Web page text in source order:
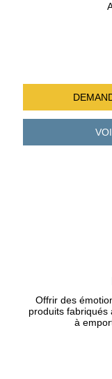
Offrir des
produits fabriqués
à